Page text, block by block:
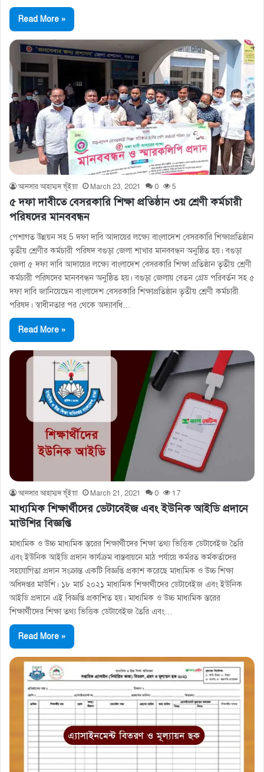
Read More »
আনসার আহাম্মদ ভূঁইয়া March 23, 2021 0 5
৫ দফা দাবীতে বেসরকারি শিক্ষা প্রতিষ্ঠান ৩য় শ্রেণী কর্মচারী
পরিষদের মানববন্ধন
পেশাগত উন্নয়ন সহ 5 দফা দাবি আদায়ের লক্ষ্যে বাংলাদেশ বেসরকারি শিক্ষাপ্রতিষ্ঠান
তৃতীয় শ্রেণীর কর্মচারী পরিষদ বগুড়া জেলা শাখার মানববন্ধন অনুষ্ঠিত হয়। বগুড়া
জেলা ৫ দফা দাবি আদায়ের লক্ষ্যে বাংলাদেশ বেসরকারি শিক্ষা প্রতিষ্ঠান তৃতীয় শ্রেণী
কর্মচারী পরিষদের মানববন্ধন অনুষ্ঠিত হয়। বগুড়া জেলায় বেতন গ্রেড পরিবর্তন সহ ৫
দফা দাবি জানিয়েছেন বাংলাদেশ বেসরকারি শিক্ষাপ্রতিষ্ঠান তৃতীয় শ্রেণী কর্মচারী
পরিষদ। স্বাধীনতার পর থেকে অদ্যাবধি…
Read More »
আনসার আহাম্মদ ভূঁইয়া March 21, 2021 0 17
মাধ্যমিক শিক্ষার্থীদের ডেটাবেইজ এবং ইউনিক আইডি প্রদানে
মাউশির বিজ্ঞপ্তি
মাধ্যমিক ও উচ্চ মাধ্যমিক স্তরের শিক্ষার্থীদের শিক্ষা তথ্য ভিত্তিক ডেটাবেইজ তৈরি
এবং ইউনিক আইডি প্রদান কার্যক্রম বাস্তবায়নে মাঠ পর্যায়ে কর্মরত কর্মকর্তাদের
সহযোগিতা প্রদান সংক্রান্ত একটি বিজ্ঞপ্তি প্রকাশ করেছে মাধ্যমিক ও উচ্চ শিক্ষা
অধিদপ্তর মাউশি। ১৮ মার্চ ২০২১ মাধ্যমিক শিক্ষার্থীদের ডেটাবেইজ এবং ইউনিক
আইডি প্রদানে এই বিজ্ঞপ্তি প্রকাশিত হয়। মাধ্যমিক ও উচ্চ মাধ্যমিক স্তরের
শিক্ষার্থীদের শিক্ষা তথ্য ভিত্তিক ডেটাবেইজ তৈরি এবং…
Read More »